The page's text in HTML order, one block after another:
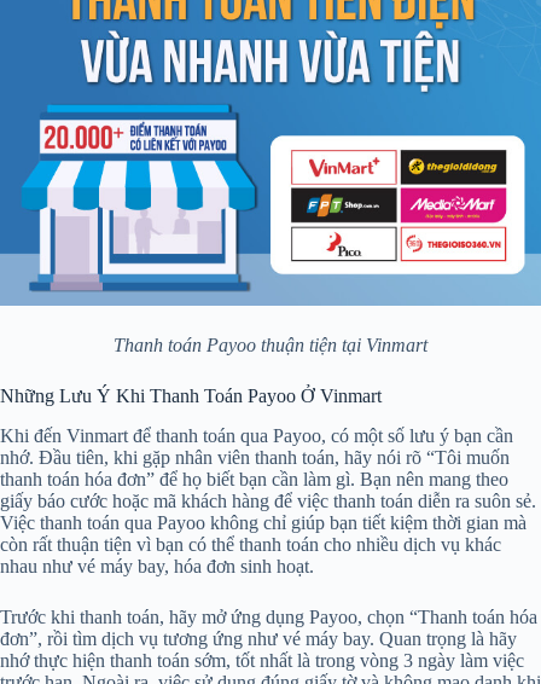
Thanh toán Payoo thuận tiện tại Vinmart
Những Lưu Ý Khi Thanh Toán Payoo Ở Vinmart
Khi đến Vinmart để thanh toán qua Payoo, có một số lưu ý bạn cần
nhớ. Đầu tiên, khi gặp nhân viên thanh toán, hãy nói rõ “Tôi muốn
thanh toán hóa đơn” để họ biết bạn cần làm gì. Bạn nên mang theo
giấy báo cước hoặc mã khách hàng để việc thanh toán diễn ra suôn sẻ.
Việc thanh toán qua Payoo không chỉ giúp bạn tiết kiệm thời gian mà
còn rất thuận tiện vì bạn có thể thanh toán cho nhiều dịch vụ khác
nhau như vé máy bay, hóa đơn sinh hoạt.
Trước khi thanh toán, hãy mở ứng dụng Payoo, chọn “Thanh toán hóa
đơn”, rồi tìm dịch vụ tương ứng như vé máy bay. Quan trọng là hãy
nhớ thực hiện thanh toán sớm, tốt nhất là trong vòng 3 ngày làm việc